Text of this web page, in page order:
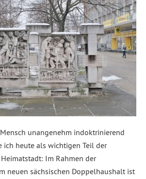
unangenehm indoktrinierend
ich heute als wichtigen Teil der
Im Rahmen der
neuen sächsischen Doppelhaushalt ist